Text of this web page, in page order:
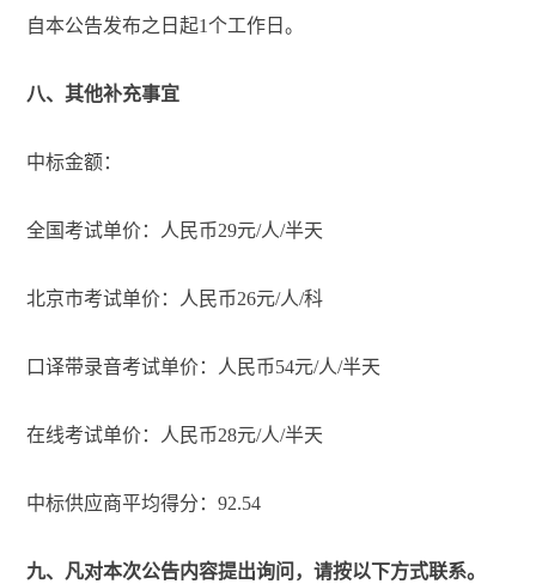
自本公告发布之日起1个工作日。
八、其他补充事宜
中标金额：
全国考试单价：人民币29元/人/半天
北京市考试单价：人民币26元/人/科
口译带录音考试单价：人民币54元/人/半天
在线考试单价：人民币28元/人/半天
中标供应商平均得分：92.54
九、凡对本次公告内容提出询问，请按以下方式联系。